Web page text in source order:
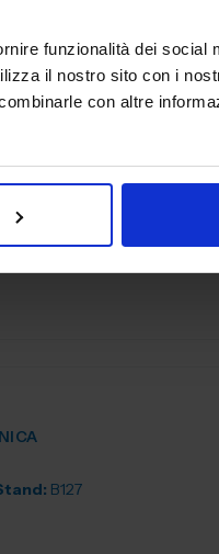
funzionalità dei social
il nostro sito con i
con altre
B29
tra
B68
B127